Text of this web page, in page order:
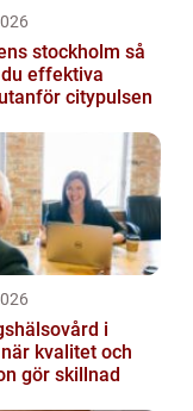
stockholm så
effektiva
citypulsen
i
gör skillnad